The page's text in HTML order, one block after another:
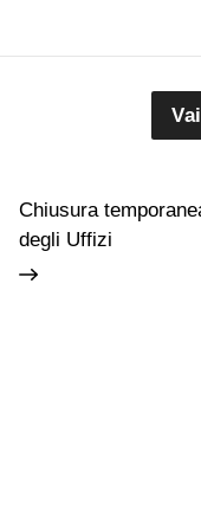
Chiusura
degli Uffizi